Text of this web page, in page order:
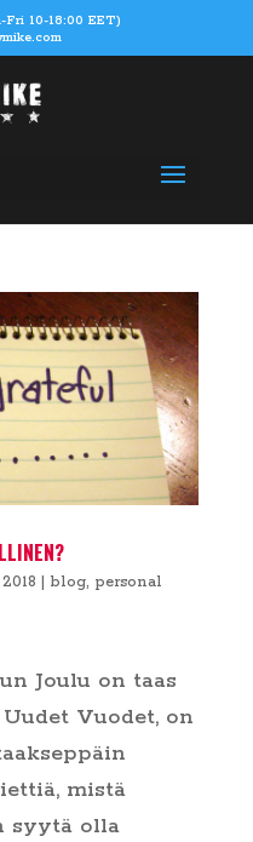
10-18:00 EET)
blog, personal
Joulu on taas
Vuodet, on
mistä
syytä olla